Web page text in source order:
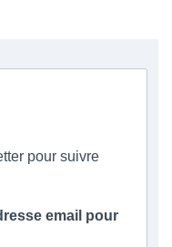
pour suivre
email pour